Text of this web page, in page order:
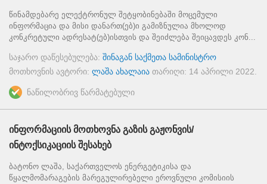
წინამდებარე ელექტრონულ შეტყობინებაში მოცემული
ინფორმაცია და მისი დანართ(ებ)ი გამიზნულია მხოლოდ
კონკრეტული ადრესატ(ებ)ისთვის და შეიძლება შეიცავდეს კონ...
საჯარო დაწესებულება: შინაგან საქმეთა სამინისტრო
მოთხოვნის ავტორი: ლაშა ახალაია თარიღი: 14 აპრილი 2022
ნაწილობრივ წარმატებული
ინფორმაციის მოთხოვნა გაზის გაჟონვის/
ინტოქსიკაციის შესახებ
ბატონო ლაშა, საქართველოს ენერგეტიკისა და
წყალმომარაგების მარეგულირებელი ეროვნული კომისიის